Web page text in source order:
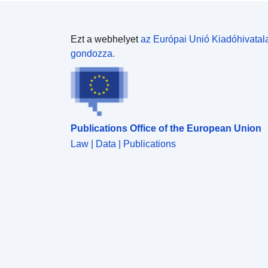
Ezt a webhelyetaz Európai Unió
gondozza.
Publications Office of the European Union
Law | Data | Publications